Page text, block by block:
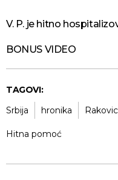
V. P. je hitno
BONUS VIDEO
TAGOVI:
Srbija
hronika
Hitna pomoć